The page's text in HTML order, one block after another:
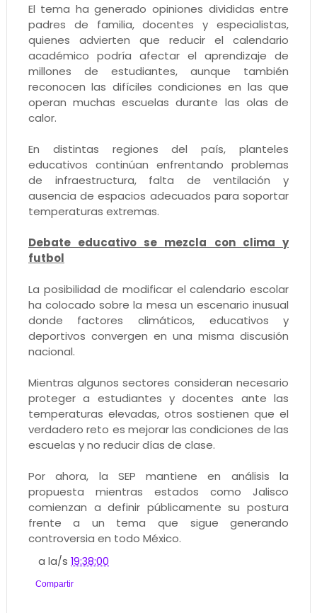
El tema ha generado opiniones divididas entre
padres de familia, docentes y especialistas,
quienes advierten que reducir el calendario
académico podría afectar el aprendizaje de
millones de estudiantes, aunque también
reconocen las difíciles condiciones en las que
operan muchas escuelas durante las olas de
calor.
En distintas regiones del país, planteles
educativos continúan enfrentando problemas
de infraestructura, falta de ventilación y
ausencia de espacios adecuados para soportar
temperaturas extremas.
Debate educativo se mezcla con clima y
futbol
La posibilidad de modificar el calendario escolar
ha colocado sobre la mesa un escenario inusual
donde factores climáticos, educativos y
deportivos convergen en una misma discusión
nacional.
Mientras algunos sectores consideran necesario
proteger a estudiantes y docentes ante las
temperaturas elevadas, otros sostienen que el
verdadero reto es mejorar las condiciones de las
escuelas y no reducir días de clase.
Por ahora, la SEP mantiene en análisis la
propuesta mientras estados como Jalisco
comienzan a definir públicamente su postura
frente a un tema que sigue generando
controversia en todo México.
a la/s19:38:00
Compartir